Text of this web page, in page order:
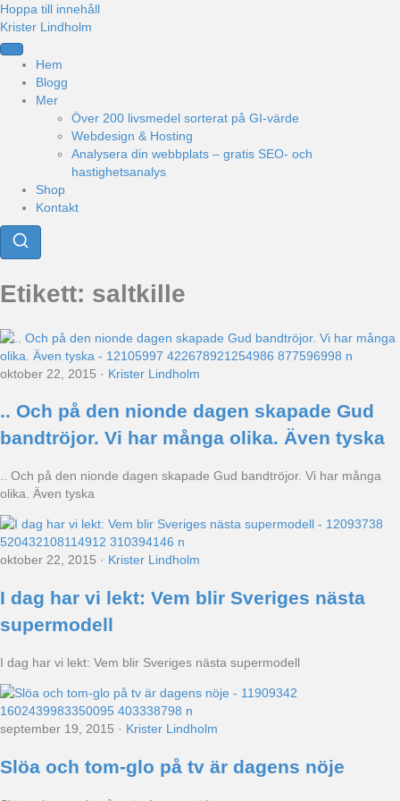
Hoppa till innehåll
Krister Lindholm
Hem
Blogg
Mer
Över 200 livsmedel sorterat på GI-värde
Webdesign & Hosting
Analysera din webbplats – gratis SEO- och
hastighetsanalys
Shop
Kontakt
Etikett: saltkille
oktober 22, 2015 · Krister Lindholm
.. Och på den nionde dagen skapade Gud
bandtröjor. Vi har många olika. Även tyska
.. Och på den nionde dagen skapade Gud bandtröjor. Vi har många
olika. Även tyska
oktober 22, 2015 · Krister Lindholm
I dag har vi lekt: Vem blir Sveriges nästa
supermodell
I dag har vi lekt: Vem blir Sveriges nästa supermodell
september 19, 2015 · Krister Lindholm
Slöa och tom-glo på tv är dagens nöje